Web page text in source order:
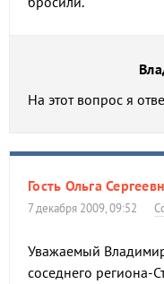
На этот вопрос я
Гость Ольга
7 декабря 2009, 09:52
Уважаемый
соседнего региона-